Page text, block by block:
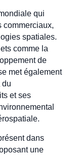
qui
commerciaux,
spatiales.
comme la
de
met également
du
et ses
dans
une